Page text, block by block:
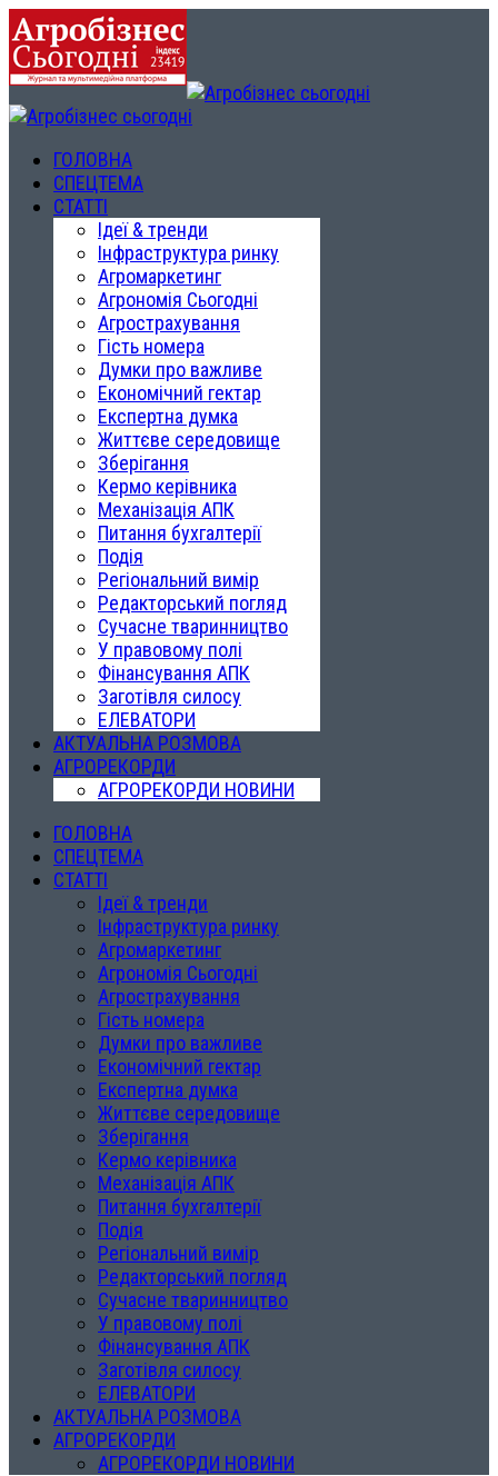
ГОЛОВНА
СПЕЦТЕМА
СТАТТІ
Ідеї & тренди
Інфраструктура ринку
Агромаркетинг
Агрономія Сьогодні
Агрострахування
Гість номера
Думки про важливе
Економічний гектар
Експертна думка
Життєве середовище
Зберігання
Кермо керівника
Механізація АПК
Питання бухгалтерії
Подія
Регіональний вимір
Редакторський погляд
Сучасне тваринництво
У правовому полі
Фінансування АПК
Заготівля силосу
ЕЛЕВАТОРИ
АКТУАЛЬНА РОЗМОВА
АГРОРЕКОРДИ
АГРОРЕКОРДИ НОВИНИ
ГОЛОВНА
СПЕЦТЕМА
СТАТТІ
Ідеї & тренди
Інфраструктура ринку
Агромаркетинг
Агрономія Сьогодні
Агрострахування
Гість номера
Думки про важливе
Економічний гектар
Експертна думка
Життєве середовище
Зберігання
Кермо керівника
Механізація АПК
Питання бухгалтерії
Подія
Регіональний вимір
Редакторський погляд
Сучасне тваринництво
У правовому полі
Фінансування АПК
Заготівля силосу
ЕЛЕВАТОРИ
АКТУАЛЬНА РОЗМОВА
АГРОРЕКОРДИ
АГРОРЕКОРДИ НОВИНИ